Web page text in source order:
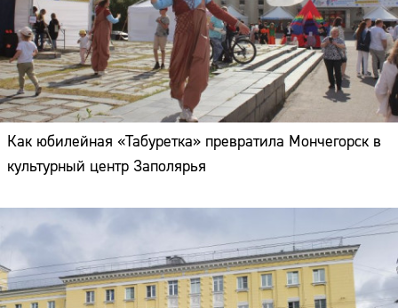
Как юбилейная «Табуретка» превратила Мончегорск в
культурный центр Заполярья